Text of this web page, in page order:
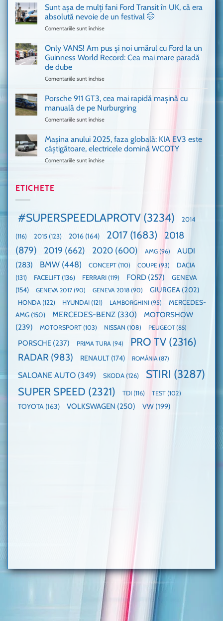
văzut
a
în
mașină
Ferrari
Sunt așa de mulți fani Ford Transit în UK, că era
absolută nevoie de un festival 🤭
Comentariile sunt închise
așa
mulți
în
UK,
nevoie
de
Only VANS! Am pus și noi umărul cu Ford la un
Guinness World Record: Cea mai mare paradă
de dube
Comentariile sunt închise
VANS!
Am
pus
umărul
cu
mai
mare
paradă
de
dube
Porsche 911 GT3, cea mai rapidă mașină cu
manuală de pe Nurburgring
Comentariile sunt închise
911
GT3,
cea
pe
Nurburgring
Mașina anului 2025, faza globală: KIA EV3 este
câștigătoare, electricele domină WCOTY
Comentariile sunt închise
EV3
câștigătoare,
electricele
domină
WCOTY
ETICHETE
#SUPERSPEEDLAPROTV (3234) 2014
(116) 2015 (123) 2016 (164) 2017 (1683)
2018
(879)
2019 (662) 2020 (600) AMG (96)
AUDI
(283)
BMW (448) CONCEPT (110) COUPE (93)
DACIA
(131)
FACELIFT (136) FERRARI (119) FORD (257)
GENEVA
(154)
GENEVA 2017 (90) GENEVA 2018 (90) GIURGEA (202)
HONDA (122) HYUNDAI (121) LAMBORGHINI (95)
MERCEDES-
AMG (150) MERCEDES-BENZ (330)
MOTORSHOW
(239)
MOTORSPORT (103) NISSAN (108) PEUGEOT(85)
PORSCHE (237) PRIMA TURA (94) PRO TV (2316)
RADAR (983) RENAULT (174) ROMÂNIA(87)
SALOANE AUTO (349) SKODA (126) STIRI (3287)
SUPER SPEED (2321) TDI (116) TEST (102)
TOYOTA (163) VOLKSWAGEN (250) VW (199)